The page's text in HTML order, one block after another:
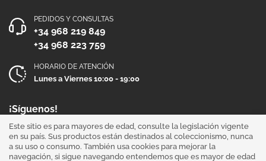
PEDIDOS Y CONSULTAS
+34 968 219 849
+34 968 223 759
HORARIO DE ATENCIÓN
Lunes a Viernes 10:00 - 19:00
¡Síguenos!
Este sitio es para mayores de edad, consulte la legislación vigente
en su país. Sus productos están destinados al coleccionismo, nunca
a su uso o consumo. También usa cookies para mejorar la
navegación, si sigue navegando entendemos que es mayor de edad